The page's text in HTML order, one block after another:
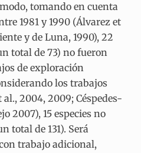
tomando en cuenta
1981 y 1990 (Álvarez et
y de Luna, 1990), 22
total de 73) no fueron
de exploración
los trabajos
2004, 2009; Céspedes-
2007), 15 especies no
total de 131). Será
trabajo adicional,